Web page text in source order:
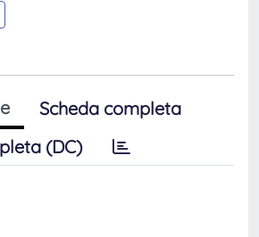
Scheda completa
(DC)